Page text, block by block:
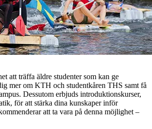
att träffa äldre studenter som kan ge
mer om KTH och studentkåren THS samt få
Dessutom erbjuds introduktionskurser,
för att stärka dina kunskaper inför
att ta vara på denna möjlighet –